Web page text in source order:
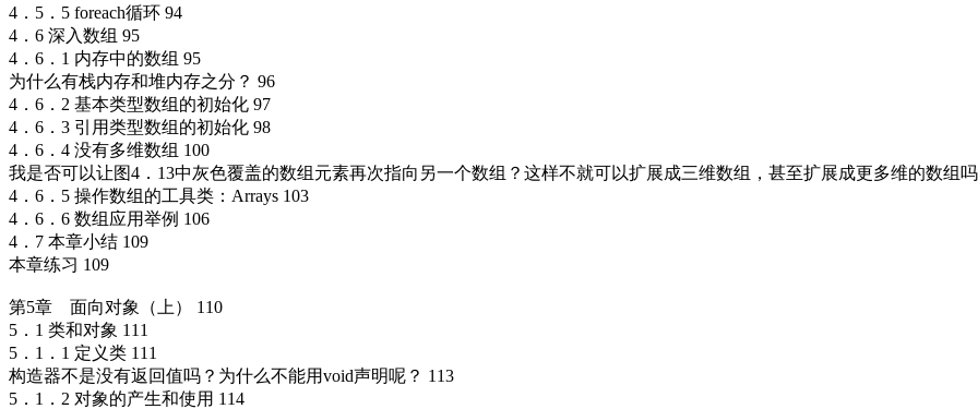
4．5．5 foreach循环 94
4．6 深入数组 95
4．6．1 内存中的数组 95
为什么有栈内存和堆内存之分？ 96
4．6．2 基本类型数组的初始化 97
4．6．3 引用类型数组的初始化 98
4．6．4 没有多维数组 100
我是否可以让图4．13中灰色覆盖的数组元素再次指向另一个数组？这样不就可以扩展成三维数组，甚至扩展成更多维的数组
4．6．5 操作数组的工具类：Arrays 103
4．6．6 数组应用举例 106
4．7 本章小结 109
本章练习 109
第5章 面向对象（上） 110
5．1 类和对象 111
5．1．1 定义类 111
构造器不是没有返回值吗？为什么不能用void声明呢？ 113
5．1．2 对象的产生和使用 114